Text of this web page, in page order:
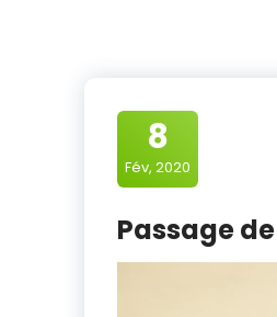
8
Fév, 2020
Passage